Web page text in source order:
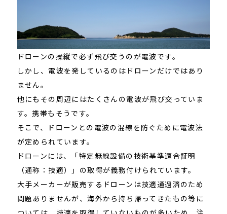
ドローンの操縦で必ず飛び交うのが電波です。
しかし、電波を発しているのはドローンだけではあり
ません。
他にもその周辺にはたくさんの電波が飛び交っていま
す。携帯もそうです。
そこで、ドローンとの電波の混線を防ぐために電波法
が定められています。
ドローンには、
「特定無線設備の技術基準適合証明
（通称：技適）」の取得が義務付けられています。
大手メーカーが販売するドローンは技適通過済のため
問題ありませんが、海外から持ち帰ってきたもの等に